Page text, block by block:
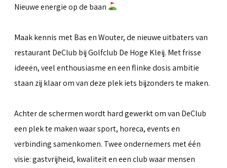
Nieuwe energie op de baan
Maak kennis met Bas en Wouter, de nieuwe uitbaters van
restaurant DeClub bij Golfclub De Hoge Kleij. Met frisse
ideeën, veel enthousiasme en een flinke dosis ambitie
staan zij klaar om van deze plek iets bijzonders te maken.
Achter de schermen wordt hard gewerkt om van DeClub
een plek te maken waar sport, horeca, events en
verbinding samenkomen. Twee ondernemers met één
visie: gastvrijheid, kwaliteit en een club waar mensen